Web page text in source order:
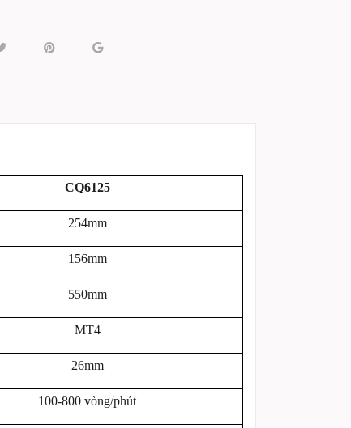
CQ6125
254mm
156mm
550mm
MT4
26mm
100-800 vòng/phút